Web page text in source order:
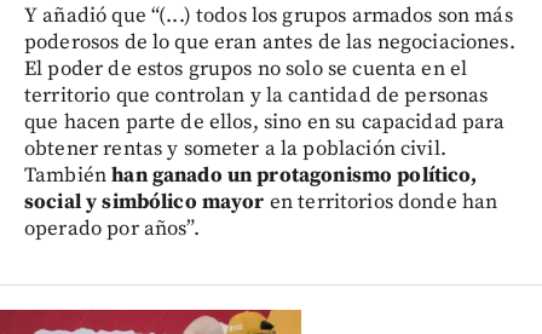
Y añadió que “(...) todos los grupos armados son más
poderosos de lo que eran antes de las negociaciones.
El poder de estos grupos no solo se cuenta en el
territorio que controlan y la cantidad de personas
que hacen parte de ellos, sino en su capacidad para
obtener rentas y someter a la población civil.
Tambiénhan ganado un protagonismo político,
social y simbólico mayor en territorios donde han
operado por años”.